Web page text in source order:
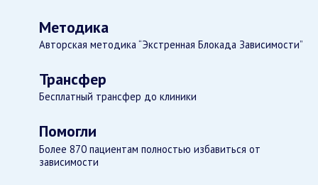
Методика
Авторская методика “Экстренная Блокада Зависимости”
Трансфер
Бесплатный трансфер до клиники
Помогли
Более 870 пациентам полностью избавиться от
зависимости